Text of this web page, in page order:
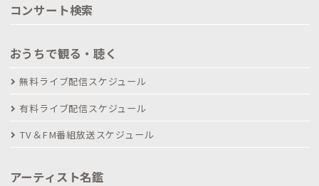
コンサート検索
おうちで観る・聴く
無料ライブ配信スケジュール
有料ライブ配信スケジュール
TV＆FM番組放送スケジュール
アーティスト名鑑